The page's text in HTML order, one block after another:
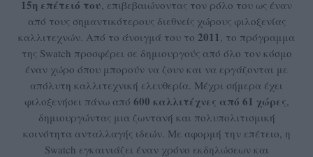
15η επέτειό του , επιβεβαιώνοντας τον ρόλο του ως έναν
από τους σημαντικότερους διεθνείς χώρους φιλοξενίας
καλλιτεχνών. Από το άνοιγμά του το 2011 , το πρόγραμμα
της Swatch προσφέρει σε δημιουργούς από όλο τον κόσμο
έναν χώρο όπου μπορούν να ζουν και να εργάζονται με
απόλυτη καλλιτεχνική ελευθερία. Μέχρι σήμερα έχει
φιλοξενήσει πάνω από 600 καλλιτέχνες από 61 χώρες
δημιουργώντας μια ζωντανή και πολυπολιτισμική
κοινότητα ανταλλαγής ιδεών. Με αφορμή την επέτειο, η
Swatch εγκαινιάζει έναν χρόνο εκδηλώσεων και